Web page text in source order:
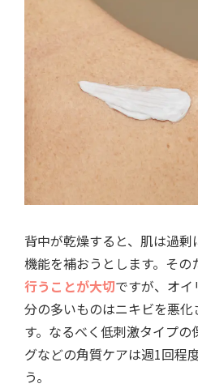
背中が乾燥すると、肌は過
機能を補おうとします。その
行うことが大切ですが、オ
分の多いものはニキビを悪
す。なるべく低刺激タイプ
グなどの角質ケアは週1回程
う。